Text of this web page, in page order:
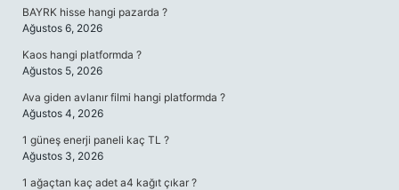
BAYRK hisse hangi pazarda ?
Ağustos 6, 2026
Kaos hangi platformda ?
Ağustos 5, 2026
Ava giden avlanır filmi hangi platformda ?
Ağustos 4, 2026
1 güneş enerji paneli kaç TL ?
Ağustos 3, 2026
1 ağaçtan kaç adet a4 kağıt çıkar ?